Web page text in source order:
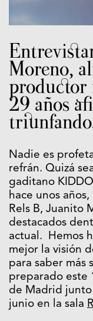
Moreno,
productor
29 años
Nadie es
refrán. Quizá
gaditano
hace unos
Rels B, Juanito
destacados
actual. Hemos
mejor la visión
para saber más
preparado este
de Madrid junto
junio en la sala